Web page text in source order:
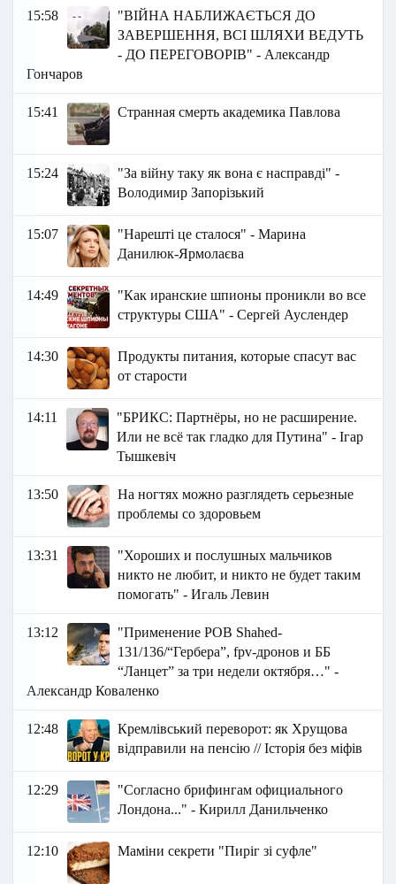
15:58
"ВІЙНА НАБЛИЖАЄТЬСЯ ДО
ЗАВЕРШЕННЯ, ВСІ ШЛЯХИ ВЕДУТЬ
- ДО ПЕРЕГОВОРІВ" - Александр
Гончаров
15:41 Странная смерть академика Павлова
15:24
"За війну таку як вона є насправді" -
Володимир Запорізький
15:07
"Нарешті це сталося" - Марина
Данилюк-Ярмолаєва
14:49
"Как иранские шпионы проникли во все
структуры США" - Сергей Ауслендер
14:30
Продукты питания, которые спасут вас
от старости
14:11
"БРИКС: Партнёры, но не расширение.
Или не всё так гладко для Путина" - Ігар
Тышкевіч
13:50
На ногтях можно разглядеть серьезные
проблемы со здоровьем
13:31
"Хороших и послушных мальчиков
никто не любит, и никто не будет таким
помогать" - Игаль Левин
13:12
"Применение РОВ Shahed-
131/136/“Гербера”, fpv-дронов и ББ
“Ланцет” за три недели октября…" -
Александр Коваленко
12:48
Кремлівський переворот: як Хрущова
відправили на пенсію // Історія без міфів
12:29
"Согласно брифингам официального
Лондона..." - Кирилл Данильченко
12:10 Маміни секрети "Пиріг зі суфле"